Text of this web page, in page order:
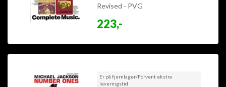
Revised - PVG
223,-
Er på fjernlager/Forvent ekstra
leveringstid